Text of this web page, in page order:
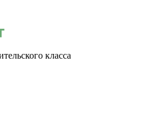
класса